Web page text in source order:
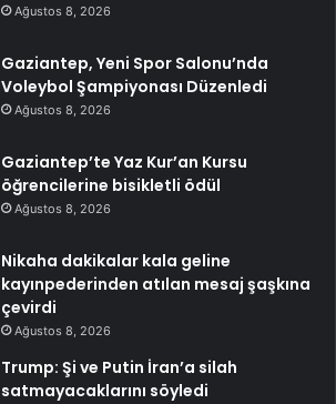
Ağustos 8, 2026
Gaziantep, Yeni Spor Salonu’nda
Voleybol Şampiyonası Düzenledi
Ağustos 8, 2026
Gaziantep’te Yaz Kur’an Kursu
öğrencilerine bisikletli ödül
Ağustos 8, 2026
Nikaha dakikalar kala geline
kayınpederinden atılan mesaj şaşkına
çevirdi
Ağustos 8, 2026
Trump: Şi ve Putin İran’a silah
satmayacaklarını söyledi